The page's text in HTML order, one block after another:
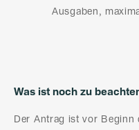
Ausgaben,
Was ist noch zu
Der Antrag ist vor Beginn